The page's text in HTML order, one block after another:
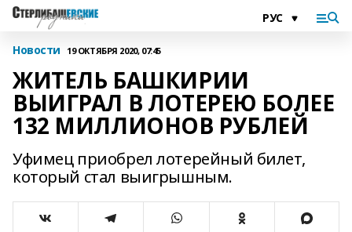
Новости 19 ОКТЯБРЯ 2020, 07:45
ЖИТЕЛЬ БАШКИРИИ
ВЫИГРАЛ В ЛОТЕРЕЮ БОЛЕЕ
132 МИЛЛИОНОВ РУБЛЕЙ
Уфимец приобрел лотерейный билет,
который стал выигрышным.